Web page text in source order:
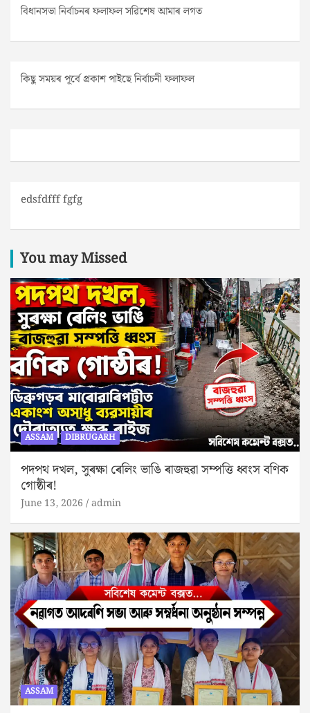
বিধানসভা নিৰ্বাচনৰ ফলাফল সৱিশেষ আমাৰ লগত
কিছু সময়ৰ পূৰ্বে প্ৰকাশ পাইছে নিৰ্বাচনী ফলাফল
edsfdfff fgfg
You may Missed
ASSAM DIBRUGARH
পদপথ দখল, সুৰক্ষা ৰেলিং ভাঙি ৰাজহুৱা সম্পত্তি ধ্বংস বণিক
গোষ্ঠীৰ!
June 13, 2026 admin
ASSAM